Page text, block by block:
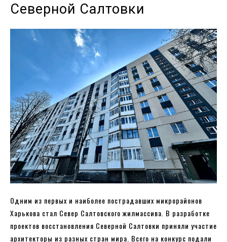
Северной Салтовки
Одним из первых и наиболее пострадавших микрорайонов
Харькова стал Север Салтовского жилмассива. В разработке
проектов восстановления Северной Салтовки приняли участие
архитекторы из разных стран мира. Всего на конкурс подали